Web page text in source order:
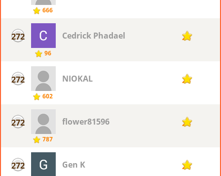
666
272
96
Cedrick Phadael 28
272
602
NIOKAL 28
272
787
flower81596 28
272 Gen K 28